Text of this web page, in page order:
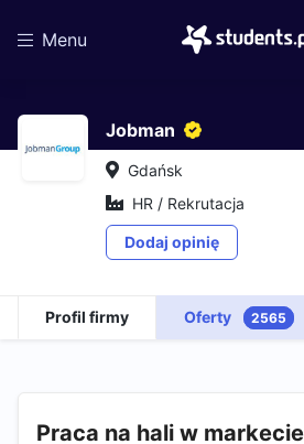
Menu
Jobman
Gdańsk
HR / Rekrutacja
Dodaj opinię
Profil firmy Oferty 2565
Praca na hali w